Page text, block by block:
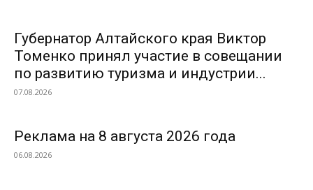
Губернатор Алтайского края Виктор
Томенко принял участие в совещании
по развитию туризма и индустрии...
07.08.2026
Реклама на 8 августа 2026 года
06.08.2026